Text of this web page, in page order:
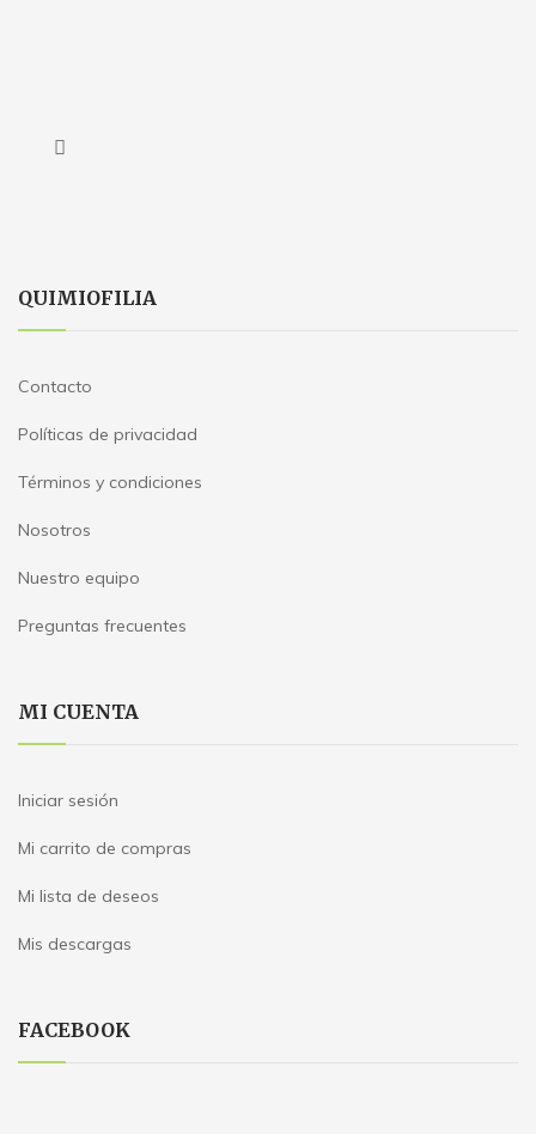
QUIMIOFILIA
Contacto
Políticas de privacidad
Términos y condiciones
Nosotros
Nuestro equipo
Preguntas frecuentes
MI CUENTA
Iniciar sesión
Mi carrito de compras
Mi lista de deseos
Mis descargas
FACEBOOK